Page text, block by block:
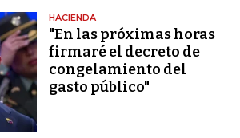
HACIENDA
"En las próximas horas
firmaré el decreto de
congelamiento del
gasto público"